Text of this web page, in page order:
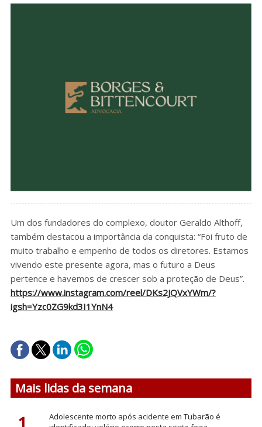
Um dos fundadores do complexo, doutor Geraldo Althoff,
também destacou a importância da conquista: “Foi fruto de
muito trabalho e empenho de todos os diretores. Estamos
vivendo este presente agora, mas o futuro a Deus
pertence e havemos de crescer sob a proteção de Deus”.
https://www.instagram.com/reel/DKs2JQVxYWm/?
igsh=Yzc0ZG9kd3I1YnN4
Mais lidas da semana
Adolescente morto após acidente em Tubarão é